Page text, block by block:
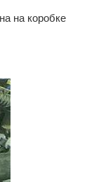
на коробке